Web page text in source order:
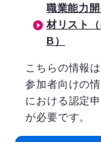
職業能力
材リスト
B）
こちらの情報
参加者向けの
における認定
が必要です。